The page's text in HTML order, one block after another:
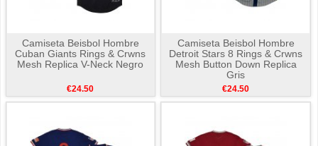
Camiseta Beisbol Hombre
Cuban Giants Rings & Crwns
Mesh Replica V-Neck Negro
€24.50
Camiseta Beisbol Hombre
Detroit Stars 8 Rings & Crwns
Mesh Button Down Replica
Gris
€24.50